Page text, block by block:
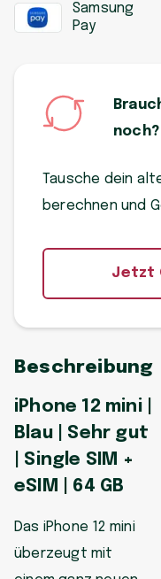
Samsung
Pay
noch?
Tausche dein
berechnen und
Jetzt
Beschreibung
iPhone 12 mini |
Blau | Sehr gut
| Single SIM +
eSIM | 64 GB
Das iPhone 12 mini
überzeugt mit